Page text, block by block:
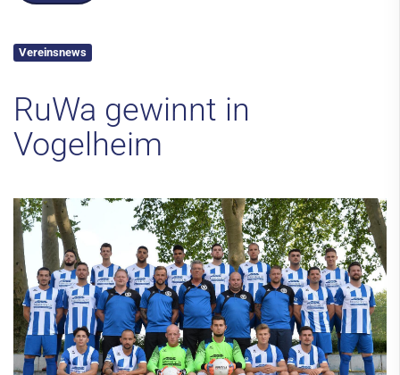
Vereinsnews
RuWa gewinnt in
Vogelheim
Kontakt